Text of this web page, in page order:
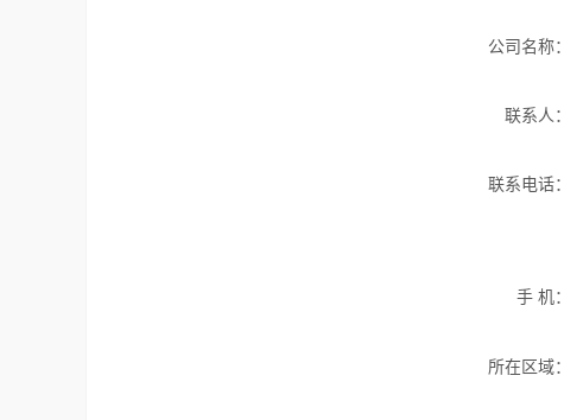
公司名称：
联系人：
联系电话：
手 机：
所在区域：